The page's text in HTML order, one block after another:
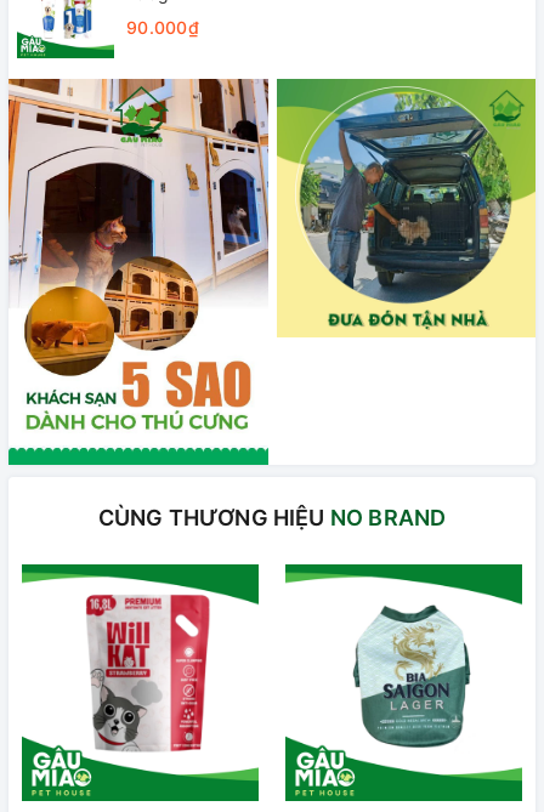
90.000₫
CÙNG THƯƠNG HIỆU NO BRAND